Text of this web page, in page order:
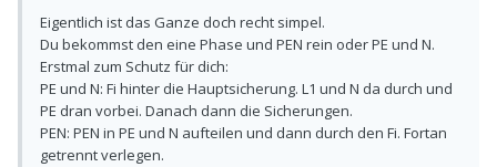
Eigentlich ist das Ganze doch recht simpel.
Du bekommst den eine Phase und PEN rein oder PE und N.
Erstmal zum Schutz für dich:
PE und N: Fi hinter die Hauptsicherung. L1 und N da durch und
PE dran vorbei. Danach dann die Sicherungen.
PEN: PEN in PE und N aufteilen und dann durch den Fi. Fortan
getrennt verlegen.